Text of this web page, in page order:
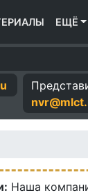
ЕЩЁ
Наша